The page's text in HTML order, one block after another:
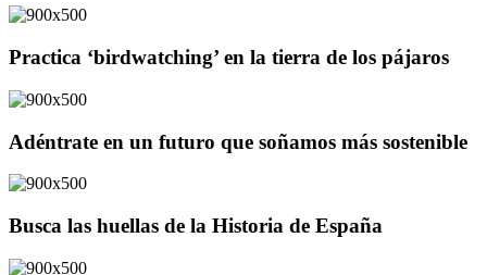
Practica ‘birdwatching’ en la tierra de los pájaros
Adéntrate en un futuro que soñamos más sostenible
Busca las huellas de la Historia de España